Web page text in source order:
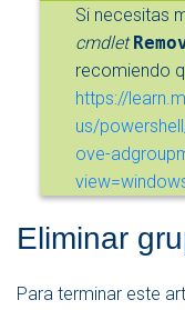
Si necesitas
cmdlet
recomiendo
https://
us/
ove-
Eliminar
Para terminar este